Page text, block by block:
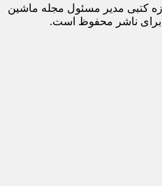
کتبی مدیر مسئول مجله ماشین
برای ناشر محفوظ است.